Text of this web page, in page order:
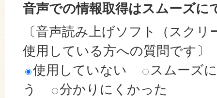
音声での情報取得はスムーズに
〔音声読み上げソフト（スク
使用している方への質問です〕
使用していない
スムーズ
う
分かりにくかった